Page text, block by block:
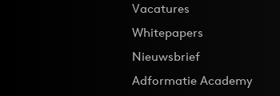
Vacatures
Whitepapers
Nieuwsbrief
Adformatie Academy